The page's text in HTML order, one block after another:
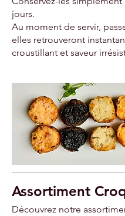
jours.
Au moment de servir,
elles retrouveront
Assortiment
Découvrez notre